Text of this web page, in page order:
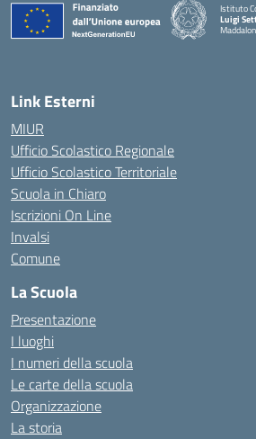
Istituto
Luigi
Link Esterni
MIUR
Ufficio Scolastico Regionale
Ufficio Scolastico Territoriale
Scuola in Chiaro
Iscrizioni On Line
Invalsi
Comune
La Scuola
Presentazione
I luoghi
I numeri della scuola
Le carte della scuola
Organizzazione
La storia